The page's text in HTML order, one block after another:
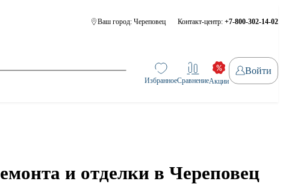
Ваш город: Череповец Контакт-центр: +7-800-302-14-02
ИзбранноеСравнениеАкции
Войти
и отделки в Череповец